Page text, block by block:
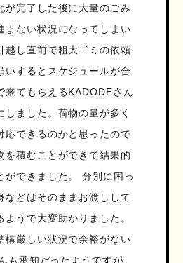
が完了した後に大量のごみ
まない状況になってしまい
越し直前で粗大ゴミの依頼
いするとスケジュールが合
来てもらえるKADODEさん
しました。荷物の量が多く
応できるのかと思ったので
を積むことができて結果的
ができました。 分別に困っ
などはそのままお渡しして
うで大変助かりました。
構厳しい状況で余裕がない
も承知だったようですが、